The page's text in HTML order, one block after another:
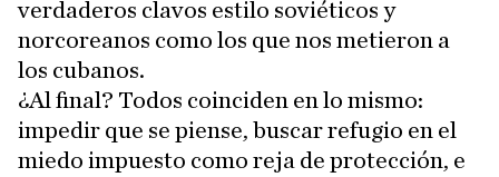
verdaderos clavos estilo soviéticos y
norcoreanos como los que nos metieron a
los cubanos.
¿Al final? Todos coinciden en lo mismo:
impedir que se piense, buscar refugio en el
miedo impuesto como reja de protección, e